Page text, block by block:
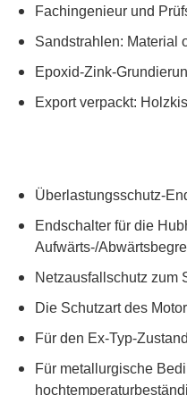
Fachingenieur und
Sandstrahlen: Material
Epoxid-Zink-
Export verpackt:
Überlastungsschutz-
Endschalter für die
Aufwärts-/
Netzausfallschutz zum
Die Schutzart des
Für den Ex-Typ-
Für metallurgische